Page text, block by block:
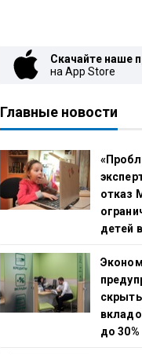
Скачайте наше
на App Store
Главные новости
отказ
детей
до 30%